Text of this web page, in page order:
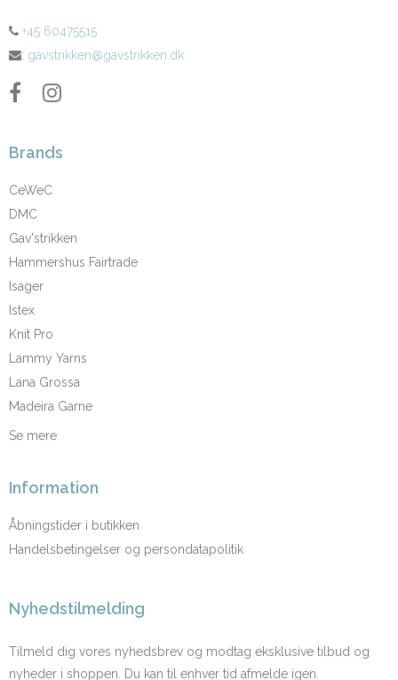
+45 60475515
: gavstrikken@gavstrikken.dk
Brands
CeWeC
DMC
Gav'strikken
Hammershus Fairtrade
Isager
Istex
Knit Pro
Lammy Yarns
Lana Grossa
Madeira Garne
Se mere
Information
Åbningstider i butikken
Handelsbetingelser og persondatapolitik
Nyhedstilmelding
Tilmeld dig vores nyhedsbrev og modtag eksklusive tilbud og
nyheder i shoppen. Du kan til enhver tid afmelde igen.